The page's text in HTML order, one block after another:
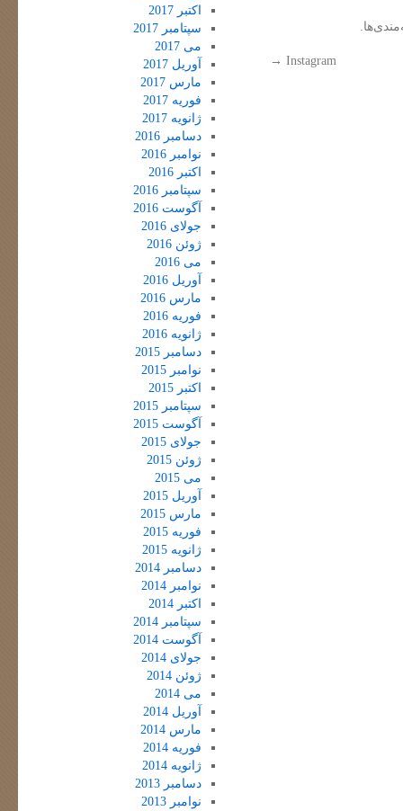
Instagram
→
اکتبر 2017
سپتامبر 2017
می 2017
آوریل 2017
مارس 2017
فوریه 2017
ژانویه 2017
دسامبر 2016
نوامبر 2016
اکتبر 2016
سپتامبر 2016
آگوست 2016
جولای 2016
ژوئن 2016
می 2016
آوریل 2016
مارس 2016
فوریه 2016
ژانویه 2016
دسامبر 2015
نوامبر 2015
اکتبر 2015
سپتامبر 2015
آگوست 2015
جولای 2015
ژوئن 2015
می 2015
آوریل 2015
مارس 2015
فوریه 2015
ژانویه 2015
دسامبر 2014
نوامبر 2014
اکتبر 2014
سپتامبر 2014
آگوست 2014
جولای 2014
ژوئن 2014
می 2014
آوریل 2014
مارس 2014
فوریه 2014
ژانویه 2014
دسامبر 2013
نوامبر 2013